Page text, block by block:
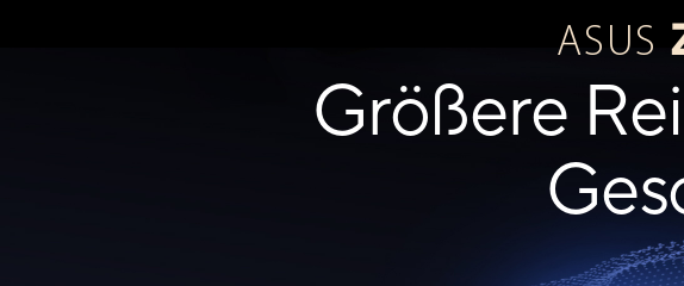
ASUS
Größere